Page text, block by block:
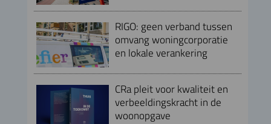
RIGO: geen verband tussen
omvang woningcorporatie
en lokale verankering
CRa pleit voor kwaliteit en
verbeeldingskracht in de
woonopgave